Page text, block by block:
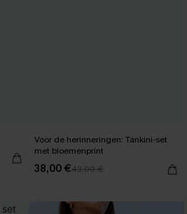
Voor de herinneringen: Tankini-set
met bloemenprint
38,00 €43,00 €